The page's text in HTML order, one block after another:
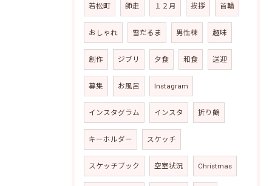
若松町 師走 １２月 挨拶 首輪
おしゃれ 雪だるま 男性棟 趣味
創作 ジブリ 夕食 和食 送迎
募集 お風呂 Instagram
インスタグラム インスタ 折り鶴
キーホルダー スケッチ
スケッチブック 空室状況 Christmas